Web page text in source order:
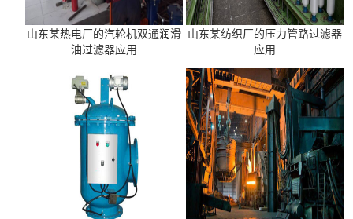
山东某热电厂的汽轮机双通润滑
油过滤器应用
山东某纺织厂的压力管路过滤器
应用